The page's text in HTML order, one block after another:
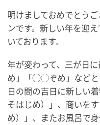
明けましておめでとう
ンです。新しい年を迎
いております。
年が変わって、三が日
め」「◯◯ぞめ」などと
日の間の吉日に新しい
そはじめ）」、商いを
め）」、またお風呂で